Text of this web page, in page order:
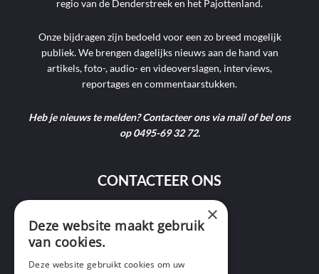
regio van de Denderstreek en het Pajottenland.
Onze bijdragen zijn bedoeld voor een zo breed mogelijk
publiek. We brengen dagelijks nieuws aan de hand van
artikels, foto-, audio- en videoverslagen, interviews,
reportages en commentaarstukken.
Heb je nieuws te melden? Contacteer ons via mail of bel ons
op 0495-69 32 72.
CONTACTEER ONS
9400 Ninove ×
Deze website maakt gebruik
van cookies.
Deze website gebruikt cookies om uw